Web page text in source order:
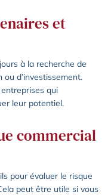
et
à la recherche de
d’investissement.
qui
leur potentiel.
commercial
pour évaluer le risque
peut être utile si vous